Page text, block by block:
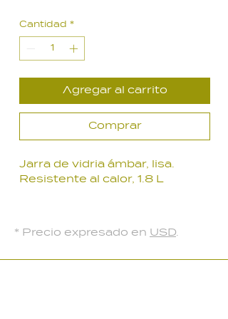
Cantidad *
Agregar al carrito
Comprar
Jarra de vidria ámbar, lisa.
Resistente al calor, 1.8 L
* Precio expresado en USD.